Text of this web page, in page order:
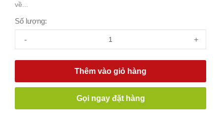
về...
Số lượng:
- +
Thêm vào giỏ hàng
Gọi ngay đặt hàng